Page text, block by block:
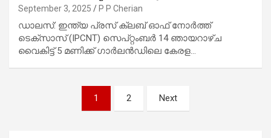
September 3, 2025 P P Cherian
ഡാലസ്: ഇന്ത്യ പ്രസ് ക്ലബ് ഓഫ് നോർത്ത്
ടെക്സാസ് (IPCNT) സെപ്റ്റംബർ 14 ഞായറാഴ്ച
വൈകിട്ട് 5 മണിക്ക് ഗാർലൻഡിലെ കേരള…
1 2 Next